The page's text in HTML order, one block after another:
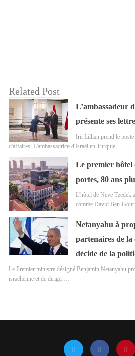
Related Post
L’ambassadeur
présente ses
Irit Lillian prend le
d'affaires. L'ambassadrice d'Israël en Turquie,…
Le premier hôtel
portes, 80 ans
L'hôtel de Neve Tzedek
comme David Ben-
Netanyahu à
partenaires de la
décide de la
Le Premier ministre désigné Benjamin Netanyahu
israélienne et de diriger…